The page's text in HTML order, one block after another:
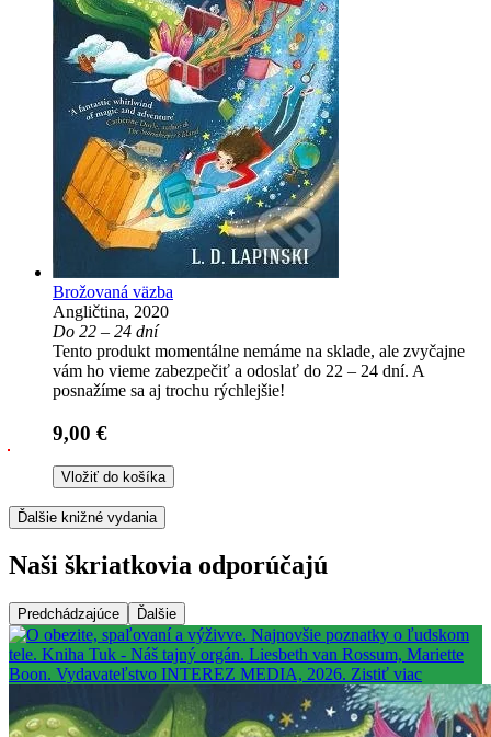
Brožovaná väzba
Angličtina, 2020
Do 22 – 24 dní
Tento produkt momentálne nemáme na sklade, ale zvyčajne
vám ho vieme zabezpečiť a odoslať do 22 – 24 dní. A
posnažíme sa aj trochu rýchlejšie!
9,00 €
Vložiť do košíka
Ďalšie knižné vydania
Naši škriatkovia odporúčajú
Predchádzajúce Ďalšie